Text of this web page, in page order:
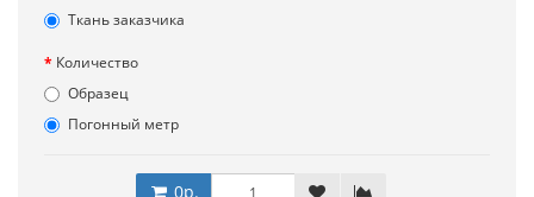
Ткань заказчика
Количество
Образец
Погонный метр
0р.